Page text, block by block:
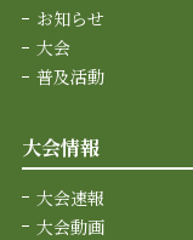
お知らせ
大会
普及活動
大会情報
大会速報
大会動画